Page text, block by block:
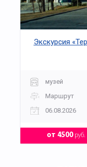
Экскурсия
музей
Маршрут
06.08.2026
от 4500руб.